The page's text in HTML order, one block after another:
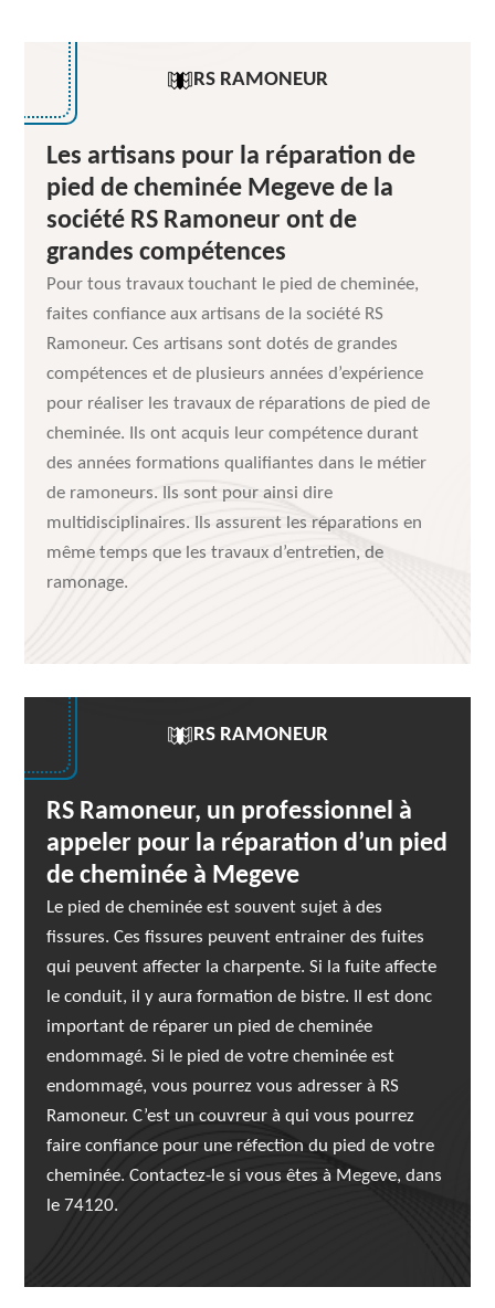
RS RAMONEUR
Les artisans pour la réparation de
pied de cheminée Megeve de la
société RS Ramoneur ont de
grandes compétences
Pour tous travaux touchant le pied de cheminée,
faites confiance aux artisans de la société RS
Ramoneur. Ces artisans sont dotés de grandes
compétences et de plusieurs années d’expérience
pour réaliser les travaux de réparations de pied de
cheminée. Ils ont acquis leur compétence durant
des années formations qualifiantes dans le métier
de ramoneurs. Ils sont pour ainsi dire
multidisciplinaires. Ils assurent les réparations en
même temps que les travaux d’entretien, de
ramonage.
RS RAMONEUR
RS Ramoneur, un professionnel à
appeler pour la réparation d’un pied
de cheminée à Megeve
Le pied de cheminée est souvent sujet à des
fissures. Ces fissures peuvent entrainer des fuites
qui peuvent affecter la charpente. Si la fuite affecte
le conduit, il y aura formation de bistre. Il est donc
important de réparer un pied de cheminée
endommagé. Si le pied de votre cheminée est
endommagé, vous pourrez vous adresser à RS
Ramoneur. C’est un couvreur à qui vous pourrez
faire confiance pour une réfection du pied de votre
cheminée. Contactez-le si vous êtes à Megeve, dans
le 74120.